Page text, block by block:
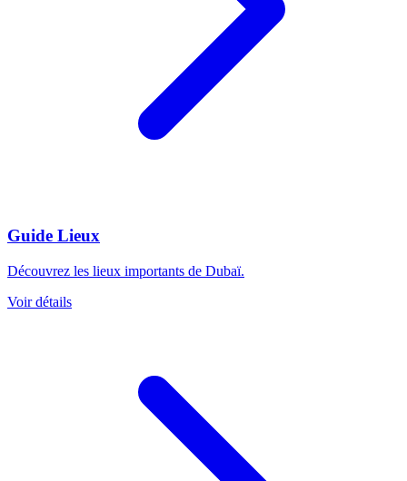
Guide Lieux
Découvrez les lieux importants de Dubaï.
Voir détails